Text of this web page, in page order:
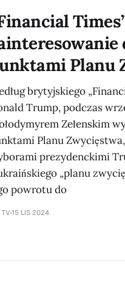
Planu
brytyjskiego
Trump, podczas
Zełenskim
Planu
prezydenckimi
„planu
powrotu do
TV15 LIS 2024